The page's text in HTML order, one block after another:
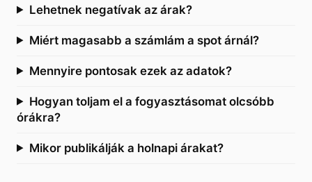
Lehetnek negatívak az árak?
Miért magasabb a számlám a spot árnál?
Mennyire pontosak ezek az adatok?
Hogyan toljam el a fogyasztásomat olcsóbb
órákra?
Mikor publikálják a holnapi árakat?